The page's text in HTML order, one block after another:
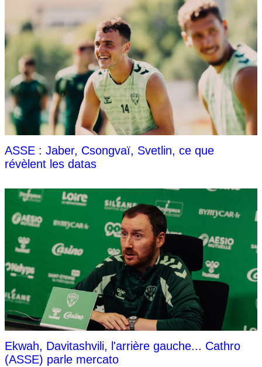
ASSE : Jaber, Csongvaï, Svetlin, ce que
révèlent les datas
Ekwah, Davitashvili, l'arrière gauche... Cathro
(ASSE) parle mercato